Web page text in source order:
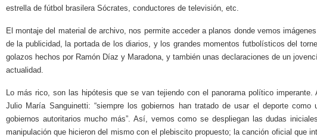
estrella de fútbol brasilera Sócrates, conductores de televisión, etc.
El montaje del material de archivo, nos permite acceder a planos donde vemos
de la publicidad, la portada de los diarios, y los grandes momentos futbolísticos del
golazos hechos por Ramón Díaz y Maradona, y también unas declaraciones de un
actualidad.
Lo más rico, son las hipótesis que se van tejiendo con el panorama político
Julio María Sanguinetti: “siempre los gobiernos han tratado de usar el deporte
gobiernos autoritarios mucho más”. Así, vemos como se despliegan las dudas
manipulación que hicieron del mismo con el plebiscito propuesto; la canción oficial que